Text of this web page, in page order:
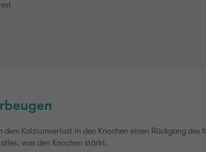
Kalziumverlust in den Knochen einen Rückgang des
was den Knochen stärkt.